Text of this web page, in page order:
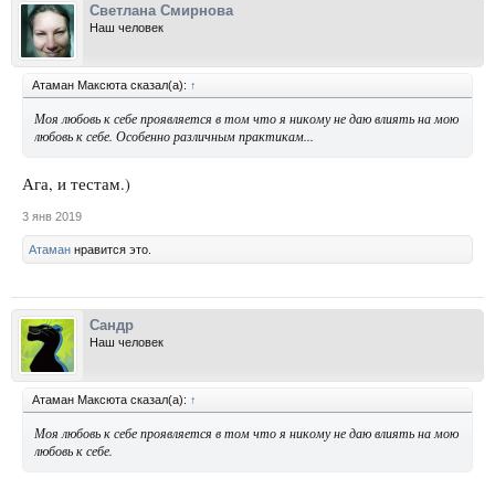
Светлана Смирнова
Наш человек
Атаман Максюта сказал(а): ↑
Моя любовь к себе проявляется в том что я никому не даю влиять на мою
любовь к себе. Особенно различным практикам...
Ага, и тестам.)
3 янв 2019
Атаман нравится это.
Сандр
Наш человек
Атаман Максюта сказал(а): ↑
Моя любовь к себе проявляется в том что я никому не даю влиять на мою
любовь к себе.